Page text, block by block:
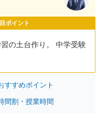
ポイント
の土台作り。 中学受験
すすめポイント
間割・授業時間